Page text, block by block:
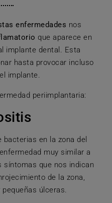
enfermedades nos
que aparece en
implante dental. Esta
hasta provocar incluso
implante.
periimplantaria:
en la zona del
muy similar a
síntomas que nos indican
de la zona,
úlceras.